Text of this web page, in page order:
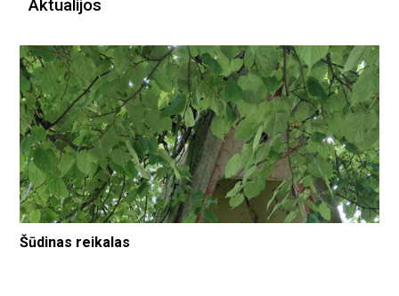
Aktualijos
Šūdinas reikalas